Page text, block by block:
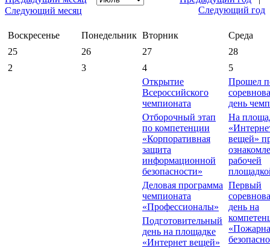
Следующий месяц
Следующий год
Воскресенье Понедельник Вторник
Среда
25
26 27
28
2
3
4
Открытие
Всероссийского
чемпионата
Отборочный этап
по компетенции
«Корпоративная
защита
информационной
безопасности»
Деловая программа
чемпионата
«Профессионалы»
Подготовительный
день на площадке
«Интернет вещей»
5
Прошел
день
На
вещей»
рабочей
Первый
день на